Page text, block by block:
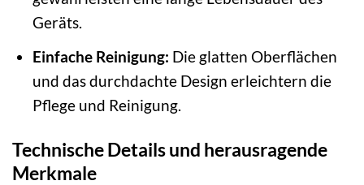
Geräts.
Einfache Reinigung: Die glatten Oberflächen
und das durchdachte Design erleichtern die
Pflege und Reinigung.
Technische Details und herausragende
Merkmale